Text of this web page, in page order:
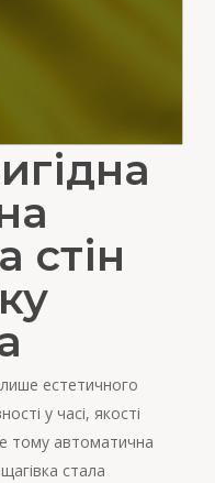
стін
естетичного
у часі, якості
тому автоматична
стала